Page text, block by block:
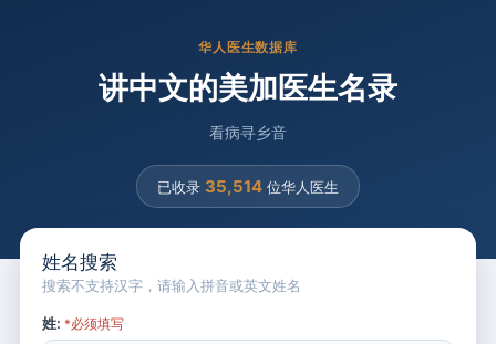
华人医生数据库
讲中文的美加医生名录
看病寻乡音
已收录 35,514 位华人医生
姓名搜索
搜索不支持汉字，请输入拼音或英文姓名
姓: *必须填写